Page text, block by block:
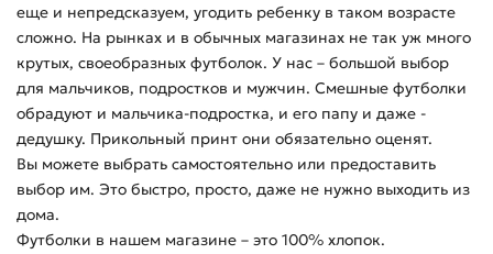
еще и непредсказуем, угодить ребенку в таком возрасте
сложно. На рынках и в обычных магазинах не так уж много
крутых, своеобразных футболок. У нас – большой выбор
для мальчиков, подростков и мужчин. Смешные футболки
обрадуют и мальчика-подростка, и его папу и даже -
дедушку. Прикольный принт они обязательно оценят.
Вы можете выбрать самостоятельно или предоставить
выбор им. Это быстро, просто, даже не нужно выходить из
дома.
Футболки в нашем магазине – это 100% хлопок.